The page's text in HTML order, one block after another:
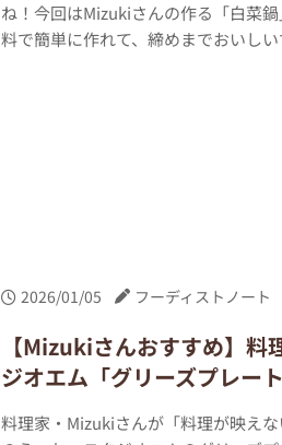
ね！今回はMizukiさんの作る「白菜
料で簡単に作れて、締めまでおいし
2026/01/05 フーディストノート
【Mizukiさんおすすめ】料
ジオエム「グリーズプレー
料理家・Mizukiさんが「料理が映え